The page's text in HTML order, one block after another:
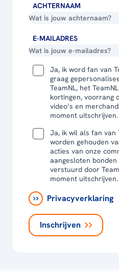
ACHTERNAAM
E-MAILADRES
Ja, ik word fan van
graag
TeamNL, het
kortingen, voorrang
video’s en
moment
Ja, ik wil als fan van
worden gehouden
acties van onze
aangesloten
verstuurd door
moment uitschrijven.
Privacyverklaring
Inschrijven